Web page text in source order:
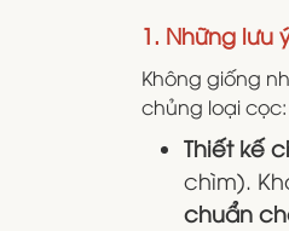
1. Những lưu
Không giống
chủng loại cọc:
Thiết kế
chìm).
chuẩn